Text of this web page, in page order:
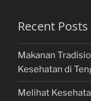
Recent Posts
Makanan
Kesehatan di
Melihat